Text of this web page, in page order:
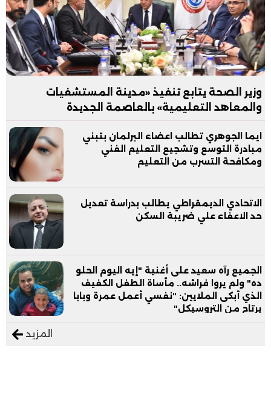
وزير الصحة يتابع تنفيذ «مدينة المستشفيات
والمعاهد التعليمية» بالعاصمة الجديدة
ايما الجوهري تطالب اعضاء البرلمان بتبني
مبادرة التوسع وتشجيع التعليم الفني
ومكافحة التسرب من التعليم
الاتحادي الديمقراطي يطالب بدراسة تعديل
حد الاعفاء علي ضريبة السكن
الجميع رآه سعيد على أغنية "إيه اليوم الحلو
ده" ولم يروا فراشه.. مأساة الطفل الكفيف
الذي أبكى الملايين: "نفسي أعمل عمرة وبابا
يرتاح من التروسيكل"
المزيد